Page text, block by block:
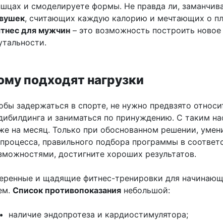
и смоделируете формы. Не правда ли,
, считающих каждую калорию и мечтающих о
для мужчин – это возможность построить
подходят нагрузки
задержаться в спорте, не нужно предвзято
и заниматься по принуждению. С таким
на месяц. Только при обоснованном решении,
правильного подбора программы в
достигните хороших результатов.
и щадящие фитнес-тренировки для
Список противопоказания небольшой:
наличие эндопротеза и кардиостимулятора;